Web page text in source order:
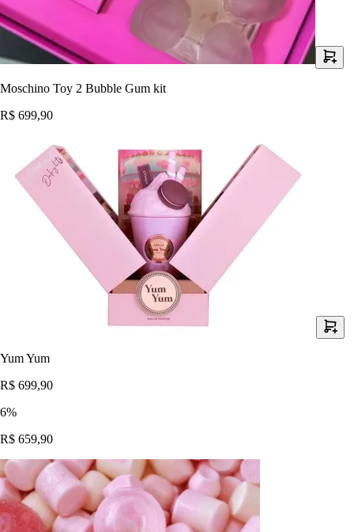
Moschino Toy 2 Bubble Gum kit
R$ 699,90
Yum Yum
R$ 699,90
6%
R$ 659,90